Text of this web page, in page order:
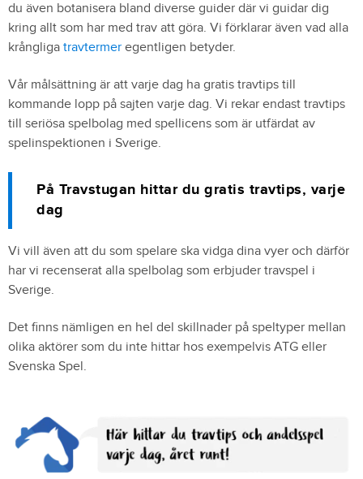
du även botanisera bland diverse guider där vi guidar dig
kring allt som har med trav att göra. Vi förklarar även vad alla
krångliga travtermer egentligen betyder.
Vår målsättning är att varje dag ha gratis travtips till
kommande lopp på sajten varje dag. Vi rekar endast travtips
till seriösa spelbolag med spellicens som är utfärdat av
spelinspektionen i Sverige.
På Travstugan hittar du gratis travtips, varje
dag
Vi vill även att du som spelare ska vidga dina vyer och därför
har vi recenserat alla spelbolag som erbjuder travspel i
Sverige.
Det finns nämligen en hel del skillnader på speltyper mellan
olika aktörer som du inte hittar hos exempelvis ATG eller
Svenska Spel.